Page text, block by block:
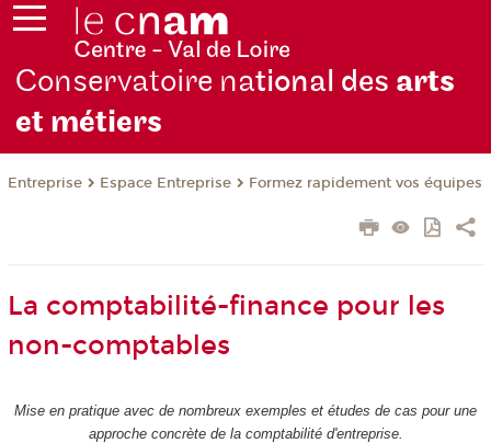
Conservatoire national des arts
et métiers
Entreprise Espace Entreprise Formez rapidement vos équipes
La comptabilité-finance pour les
non-comptables
Mise en pratique avec de nombreux exemples et études de cas pour une
approche concrète de la comptabilité d'entreprise.